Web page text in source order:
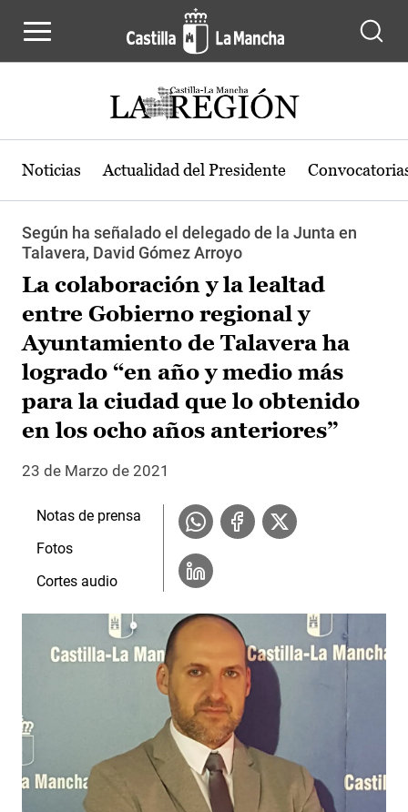
Noticias Actualidad del Presidente
Según ha señalado el delegado de la Junta en
Talavera, David Gómez Arroyo
La colaboración y la lealtad
entre Gobierno regional y
Ayuntamiento de Talavera ha
logrado “en año y medio más
para la ciudad que lo obtenido
en los ocho años anteriores”
23 de Marzo de 2021
Notas de prensa
Fotos
Cortes audio